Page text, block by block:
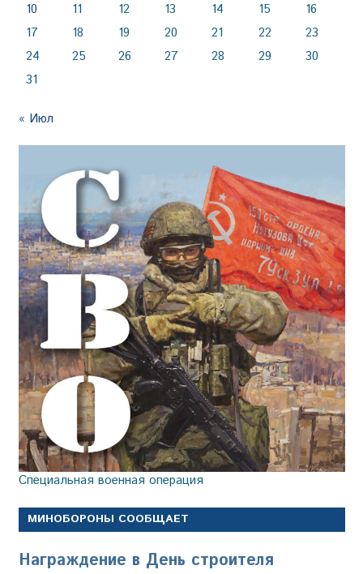
10
11 12 13 14 15
16
17
18 19 20 21 22
23
24
25 26 27 28 29
30
31
« Июл
Специальная военная операция
МИНОБОРОНЫ СООБЩАЕТ
Награждение в День строителя